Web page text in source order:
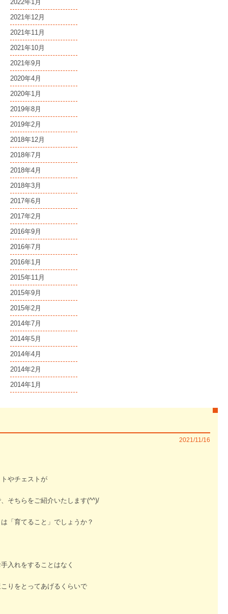
2022年1月
2021年12月
2021年11月
2021年10月
2021年9月
2020年4月
2020年1月
2019年8月
2019年2月
2018年12月
2018年7月
2018年4月
2018年3月
2017年6月
2017年2月
2016年9月
2016年7月
2016年1月
2015年11月
2015年9月
2015年2月
2014年7月
2014年5月
2014年4月
2014年2月
2014年1月
2021/11/16
やチェストが
そちらをご紹介いたします(^^)/
「育てること」でしょうか？
入れをすることはなく
りをとってあげるくらいで